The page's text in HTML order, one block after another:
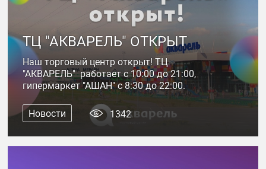
ТЦ "АКВАРЕЛЬ" ОТКРЫТ
Наш торговый центр открыт! ТЦ
"АКВАРЕЛЬ" работает с 10:00 до 21:00,
гипермаркет "АШАН" с 8:30 до 22:00.
Новости 1342